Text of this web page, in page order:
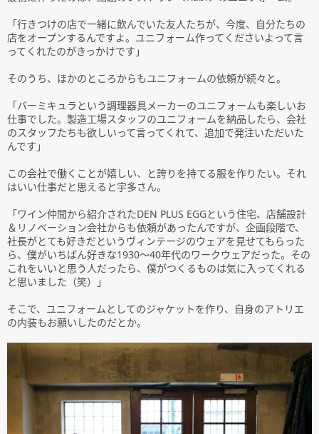
「行きつけの店で一緒に飲んでいた友人たちが、今度、自分たちの
店をオープンするんですよ。ユニフォーム作ってくださいよって言
ってくれたのがきっかけです」
そのうち、ほかのところからもユニフォームの依頼が続々と。
「バーミキュラという調理器具メーカーのユニフォームも楽しいお
仕事でした。製造工場スタッフのユニフォームを納品したら、会社
のスタッフたちも欲しいって言ってくれて、追加で発注いただいた
んです」
この会社で働くことが嬉しい、と誇りを持てる服を作りたい。それ
はいい仕事だと思えると宇多さん。
「ワイン仲間から紹介されたDEN PLUS EGGという住宅、店舗設計
＆リノベーション会社からも依頼があったんですが、企画段階で、
社長がとても好きだというヴィンテージのウェアを見せてもらった
ら、僕がいちばん好きな1930～40年代のワークウェアだった。その
これをいいと思う人だったら、僕がつくるものは気に入ってくれる
と思いました（笑）」
そこで、ユニフォームとしてのジャケットを作り、自身のアトリエ
の内装もお願いしたのだとか。